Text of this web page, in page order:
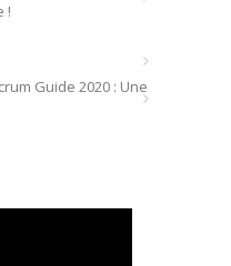
!
Guide 2020 : Une